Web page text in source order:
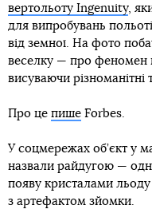
вертольоту Ingenuity,
для випробувань
від земної. На фото
веселку — про феномен
висуваючи різноманітні
Про це пише Forbes.
У соцмережах об’єкт у
назвали райдугою —
появу кристалами льоду
з артефактом зйомки.